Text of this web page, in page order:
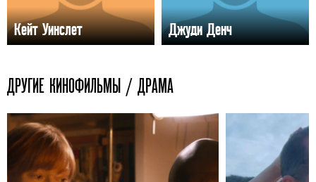
Кейт Уинслет Джуди Денч
ДРУГИЕ КИНОФИЛЬМЫ / ДРАМА